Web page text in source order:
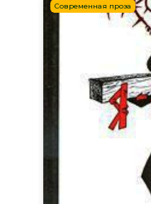
Современная проза